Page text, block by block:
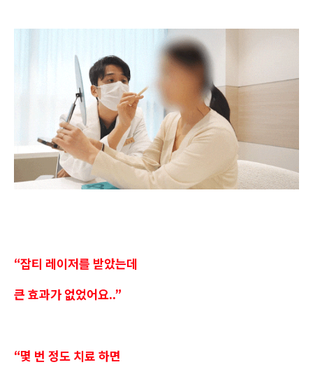
“잡티 레이저를 받았는데
큰 효과가 없었어요..”
“몇 번 정도 치료 하면